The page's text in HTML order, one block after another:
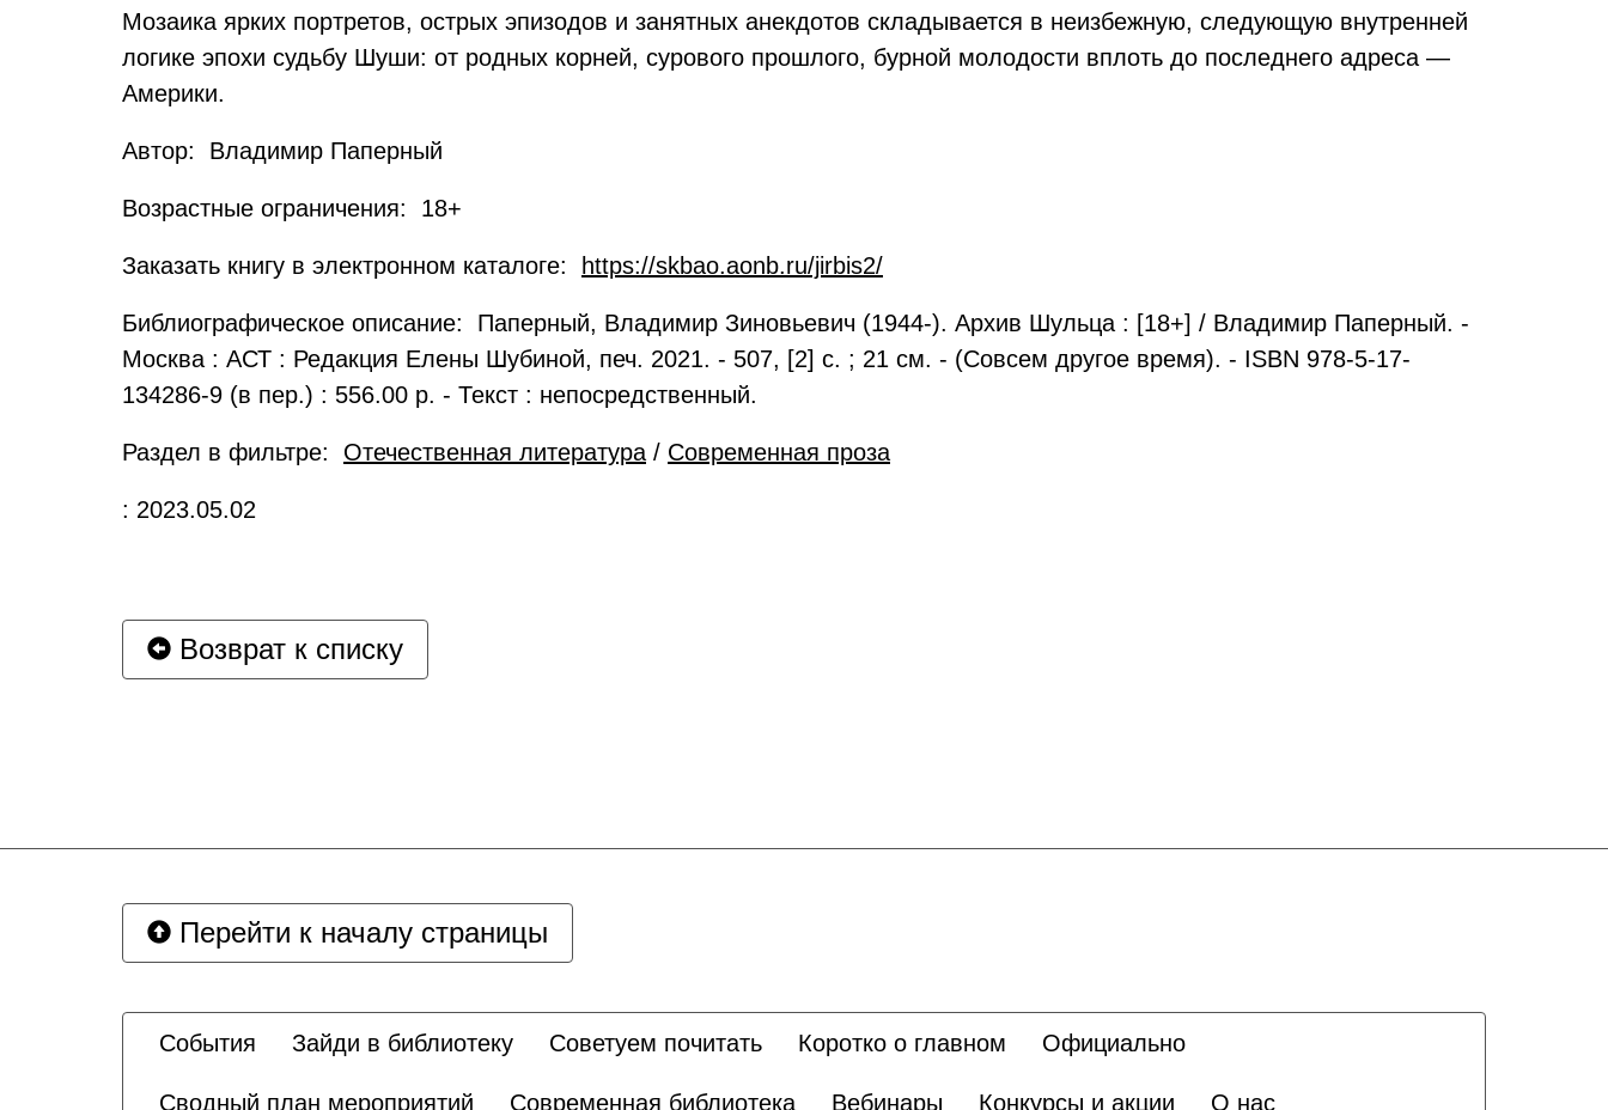
Мозаика ярких портретов, острых эпизодов и занятных анекдотов складывается в неизбежную, следующую внутренней
логике эпохи судьбу Шуши: от родных корней, сурового прошлого, бурной молодости вплоть до последнего адреса —
Америки.
Автор: Владимир Паперный
Возрастные ограничения: 18+
Заказать книгу в электронном каталоге: https://skbao.aonb.ru/jirbis2/
Библиографическое описание: Паперный, Владимир Зиновьевич (1944-). Архив Шульца : [18+] / Владимир Паперный. -
Москва : АСТ : Редакция Елены Шубиной, печ. 2021. - 507, [2] с. ; 21 см. - (Совсем другое время). - ISBN 978-5-17-
134286-9 (в пер.) : 556.00 р. - Текст : непосредственный.
Раздел в фильтре: Отечественная литература / Современная проза
: 2023.05.02
Возврат к списку
Перейти к началу страницы
События Зайди в библиотеку Советуем почитать Коротко о главном Официально
Сводный план мероприятий Современная библиотека Вебинары Конкурсы и акции О нас